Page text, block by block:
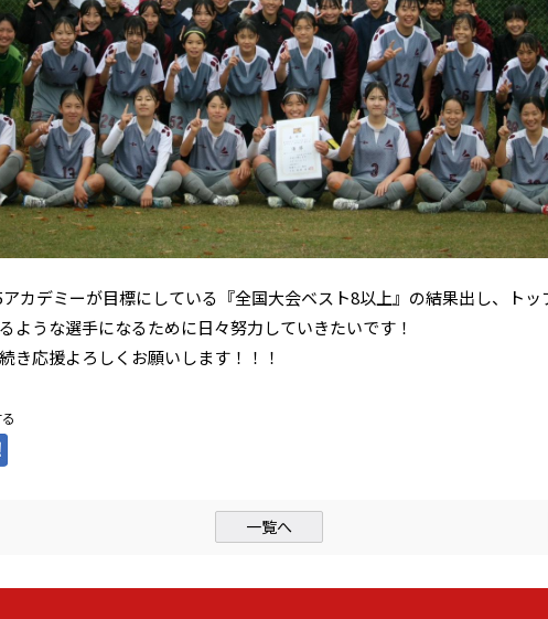
カデミーが目標にしている『全国大会ベスト8以上』の結果出し、トッ
ような選手になるために日々努力していきたいです！
き応援よろしくお願いします！！！
一覧へ